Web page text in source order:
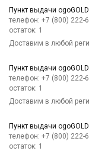
Пункт выдачи
телефон: +7 (800) 222-
остаток: 1
Доставим в любой
Пункт выдачи
телефон: +7 (800) 222-
остаток: 1
Доставим в любой
Пункт выдачи
телефон: +7 (800) 222-
остаток: 1